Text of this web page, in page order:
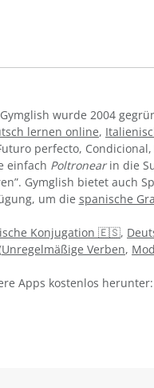
wurde 2004
lernen online,
perfecto,
einfach Poltronearin die
Gymglish bietet auch
um die spanische
Konjugation 🇪🇸,
Unregelmäßige Verben,
Apps kostenlos herunter: